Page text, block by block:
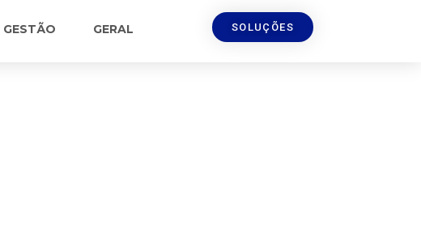
GESTÃO GERAL SOLUÇÕES